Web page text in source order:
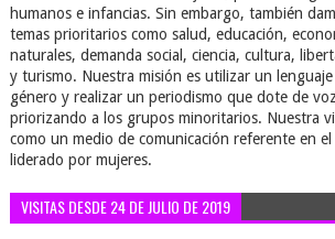
humanos e infancias. Sin embargo, también
temas prioritarios como salud, educación,
naturales, demanda social, ciencia, cultura,
y turismo. Nuestra misión es utilizar un
género y realizar un periodismo que dote de
priorizando a los grupos minoritarios. Nuestra
como un medio de comunicación referente en
liderado por mujeres.
VISITAS DESDE 24 DE JULIO DE 2019